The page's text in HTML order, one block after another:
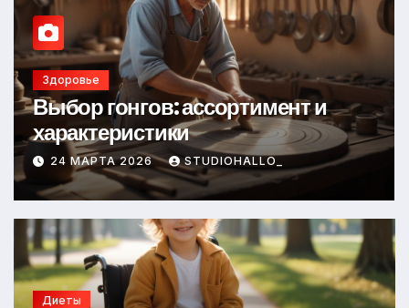
Диеты
Оформление аккредитивов в
международной торговле
23 МАРТА 2026 STUDIOHALLO_
Диеты